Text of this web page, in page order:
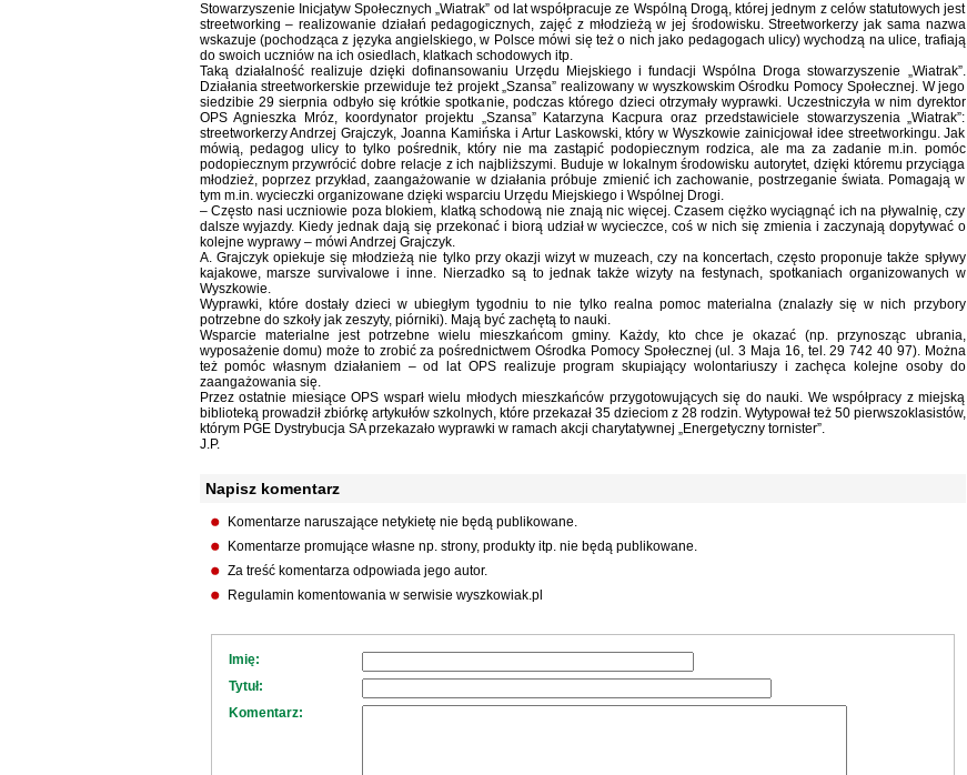
Stowarzyszenie Inicjatyw Społecznych „Wiatrak” od lat współpracuje ze Wspólną Drogą, której jednym z celów statutowych jest
streetworking – realizowanie działań pedagogicznych, zajęć z młodzieżą w jej środowisku. Streetworkerzy jak sama nazwa
wskazuje (pochodząca z języka angielskiego, w Polsce mówi się też o nich jako pedagogach ulicy) wychodzą na ulice, trafiają
do swoich uczniów na ich osiedlach, klatkach schodowych itp.
Taką działalność realizuje dzięki dofinansowaniu Urzędu Miejskiego i fundacji Wspólna Droga stowarzyszenie „Wiatrak”.
Działania streetworkerskie przewiduje też projekt „Szansa” realizowany w wyszkowskim Ośrodku Pomocy Społecznej. W jego
siedzibie 29 sierpnia odbyło się krótkie spotkanie, podczas którego dzieci otrzymały wyprawki. Uczestniczyła w nim dyrektor
OPS Agnieszka Mróz, koordynator projektu „Szansa” Katarzyna Kacpura oraz przedstawiciele stowarzyszenia „Wiatrak”:
streetworkerzy Andrzej Grajczyk, Joanna Kamińska i Artur Laskowski, który w Wyszkowie zainicjował idee streetworkingu. Jak
mówią, pedagog ulicy to tylko pośrednik, który nie ma zastąpić podopiecznym rodzica, ale ma za zadanie m.in. pomóc
podopiecznym przywrócić dobre relacje z ich najbliższymi. Buduje w lokalnym środowisku autorytet, dzięki któremu przyciąga
młodzież, poprzez przykład, zaangażowanie w działania próbuje zmienić ich zachowanie, postrzeganie świata. Pomagają w
tym m.in. wycieczki organizowane dzięki wsparciu Urzędu Miejskiego i Wspólnej Drogi.
– Często nasi uczniowie poza blokiem, klatką schodową nie znają nic więcej. Czasem ciężko wyciągnąć ich na pływalnię, czy
dalsze wyjazdy. Kiedy jednak dają się przekonać i biorą udział w wycieczce, coś w nich się zmienia i zaczynają dopytywać o
kolejne wyprawy – mówi Andrzej Grajczyk.
A. Grajczyk opiekuje się młodzieżą nie tylko przy okazji wizyt w muzeach, czy na koncertach, często proponuje także spływy
kajakowe, marsze survivalowe i inne. Nierzadko są to jednak także wizyty na festynach, spotkaniach organizowanych w
Wyszkowie.
Wyprawki, które dostały dzieci w ubiegłym tygodniu to nie tylko realna pomoc materialna (znalazły się w nich przybory
potrzebne do szkoły jak zeszyty, piórniki). Mają być zachętą to nauki.
Wsparcie materialne jest potrzebne wielu mieszkańcom gminy. Każdy, kto chce je okazać (np. przynosząc ubrania,
wyposażenie domu) może to zrobić za pośrednictwem Ośrodka Pomocy Społecznej (ul. 3 Maja 16, tel. 29 742 40 97). Można
też pomóc własnym działaniem – od lat OPS realizuje program skupiający wolontariuszy i zachęca kolejne osoby do
zaangażowania się.
Przez ostatnie miesiące OPS wsparł wielu młodych mieszkańców przygotowujących się do nauki. We współpracy z miejską
biblioteką prowadził zbiórkę artykułów szkolnych, które przekazał 35 dzieciom z 28 rodzin. Wytypował też 50 pierwszoklasistów,
którym PGE Dystrybucja SA przekazało wyprawki w ramach akcji charytatywnej „Energetyczny tornister”.
J.P.
Napisz komentarz
Komentarze naruszające netykietę nie będą publikowane.
Komentarze promujące własne np. strony, produkty itp. nie będą publikowane.
Za treść komentarza odpowiada jego autor.
Regulamin komentowania w serwisie wyszkowiak.pl
Imię:
Tytuł:
Komentarz: